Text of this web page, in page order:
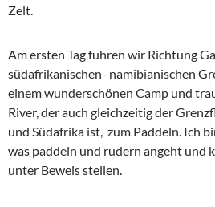
Zelt.
Am ersten Tag fuhren wir Richtung
südafrikanischen- namibianischen
einem wunderschönen Camp und
River, der auch gleichzeitig der
und Südafrika ist, zum Paddeln. Ich
was paddeln und rudern angeht und
unter Beweis stellen.